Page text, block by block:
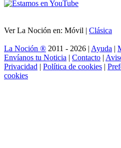
Ver La Noción en: Móvil | Clásica
La Noción ® 2011 - 2026 | Ayuda |
Envíanos tu Noticia | Contacto |
Privacidad | Política de cookies |
cookies